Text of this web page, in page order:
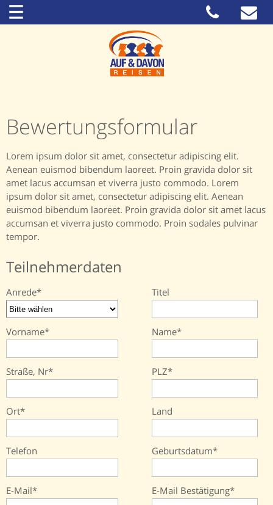
Bewertungsformular
Lorem ipsum dolor sit amet, consectetur adipiscing elit.
Aenean euismod bibendum laoreet. Proin gravida dolor sit
amet lacus accumsan et viverra justo commodo. Lorem
ipsum dolor sit amet, consectetur adipiscing elit. Aenean
euismod bibendum laoreet. Proin gravida dolor sit amet lacus
accumsan et viverra justo commodo. Proin sodales pulvinar
tempor.
Teilnehmerdaten
Anrede Titel
Vorname Name
Straße, Nr PLZ
Ort Land
Telefon Geburtsdatum
E-Mail E-Mail Bestätigung